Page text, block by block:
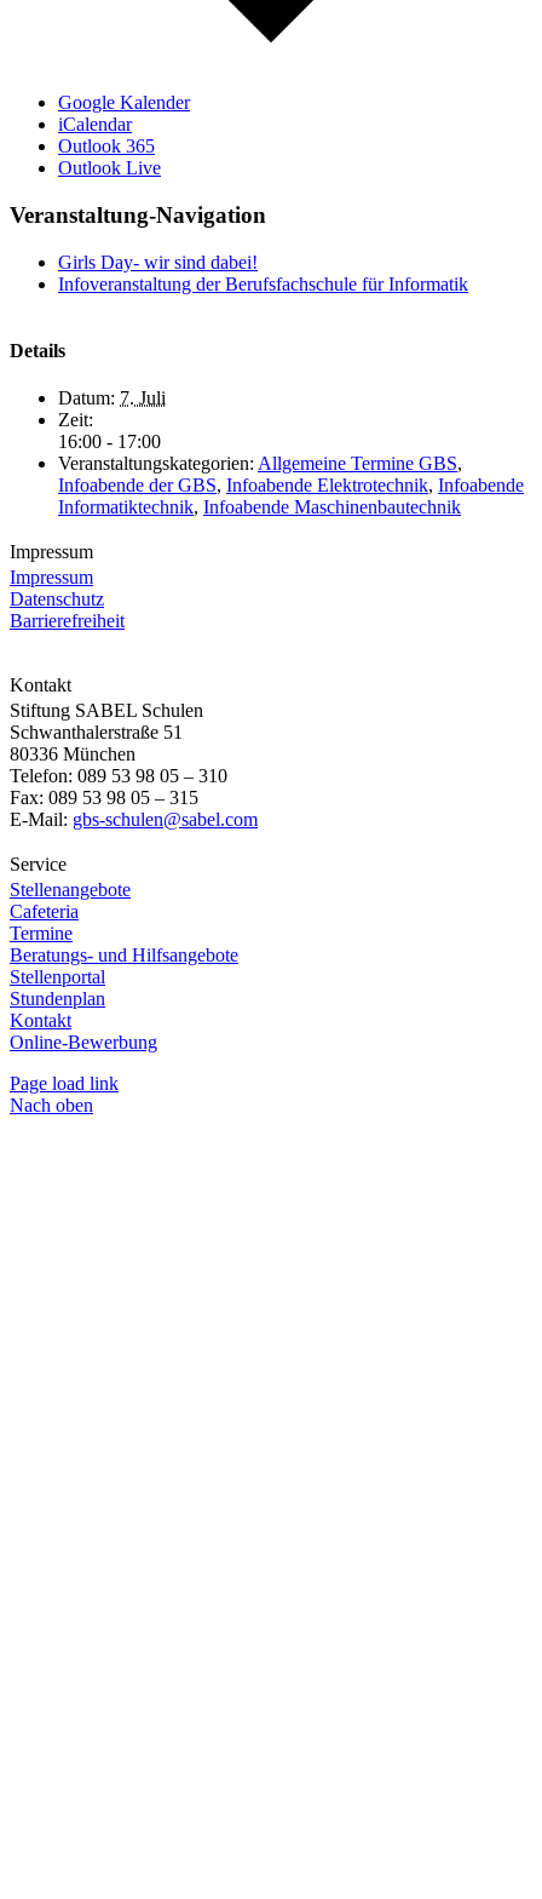
Google Kalender
iCalendar
Outlook 365
Outlook Live
Veranstaltung-Navigation
Girls Day- wir sind dabei!
Infoveranstaltung der Berufsfachschule für Informatik
Details
Datum: 7. Juli
Zeit:
16:00 - 17:00
Veranstaltungskategorien: Allgemeine Termine GBS,
Infoabende der GBS, Infoabende Elektrotechnik, Infoabende
Informatiktechnik, Infoabende Maschinenbautechnik
Impressum
Impressum
Datenschutz
Barrierefreiheit
Kontakt
Stiftung SABEL Schulen
Schwanthalerstraße 51
80336 München
Telefon: 089 53 98 05 – 310
Fax: 089 53 98 05 – 315
E-Mail: gbs-schulen@sabel.com
Service
Stellenangebote
Cafeteria
Termine
Beratungs- und Hilfsangebote
Stellenportal
Stundenplan
Kontakt
Online-Bewerbung
Page load link
Nach oben